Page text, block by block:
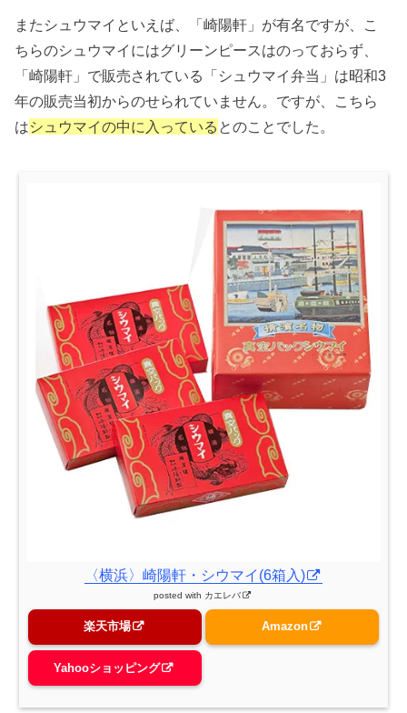
またシュウマイといえば、「崎陽軒」が有名ですが、こ
ちらのシュウマイにはグリーンピースはのっておらず、
「崎陽軒」で販売されている「シュウマイ弁当」は昭和3
年の販売当初からのせられていません。ですが、こちら
はシュウマイの中に入っている とのことでした。
〈横浜〉崎陽軒・シウマイ(6箱入)
posted with カエレバ
楽天市場 Amazon
Yahooショッピング